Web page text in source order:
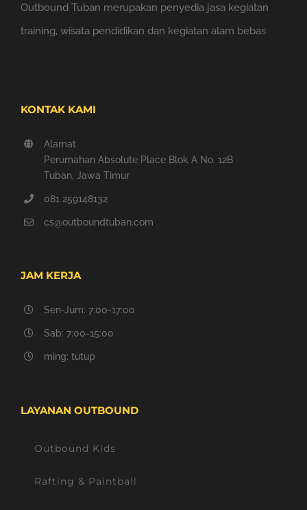
Outbound Tuban merupakan penyedia jasa kegiatan
training, wisata pendidikan dan kegiatan alam bebas
KONTAK KAMI
Alamat
Perumahan Absolute Place Blok A No. 12B
Tuban, Jawa Timur
081 259148132
cs@outboundtuban.com
JAM KERJA
Sen-Jum: 7:00-17:00
Sab: 7:00-15:00
ming: tutup
LAYANAN OUTBOUND
Outbound Kids
Rafting & Paintball